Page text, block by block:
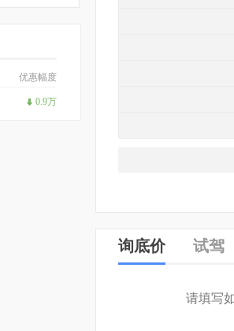
优惠幅度
0.9万
询底价 试驾
请填写